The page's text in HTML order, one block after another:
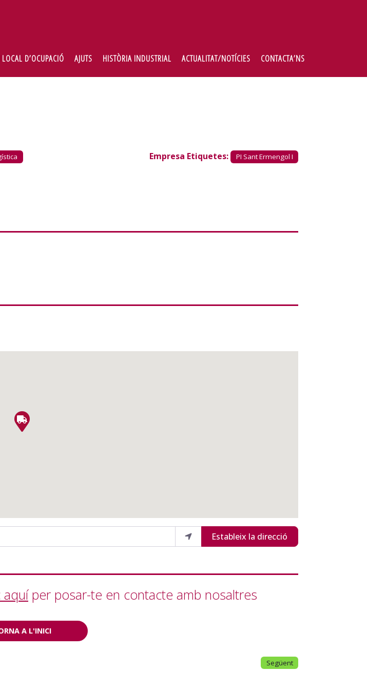
LOCAL D’OCUPACIÓ AJUTS HISTÒRIA INDUSTRIAL ACTUALITAT/NOTÍCIES CONTACTA’NS
Empresa Etiquetes: PI Sant Ermengol I
Estableix la direcció
aquíper posar-te en contacte amb nosaltres
A L'INICI
Següent